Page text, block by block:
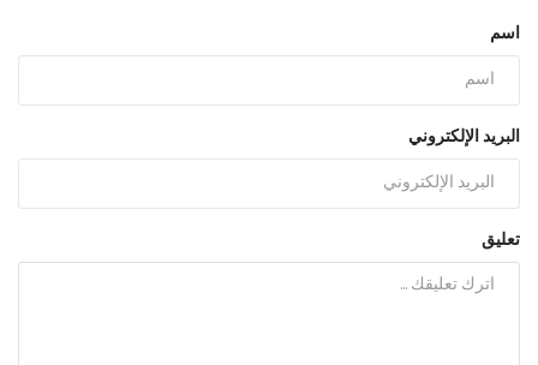
اسم
البريد الإلكتروني
تعليق